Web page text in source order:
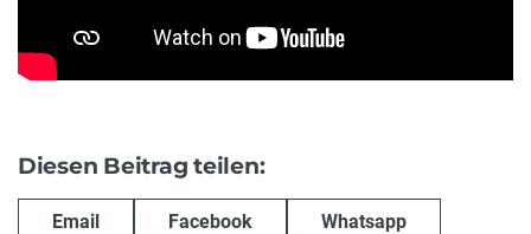
Diesen Beitrag teilen:
Email Facebook Whatsapp